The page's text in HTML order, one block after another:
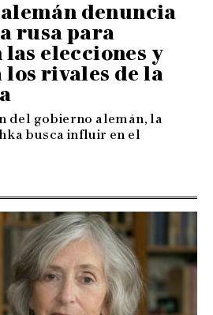
denuncia
rusa para
elecciones y
rivales de la
del gobierno alemán, la
busca influir en el